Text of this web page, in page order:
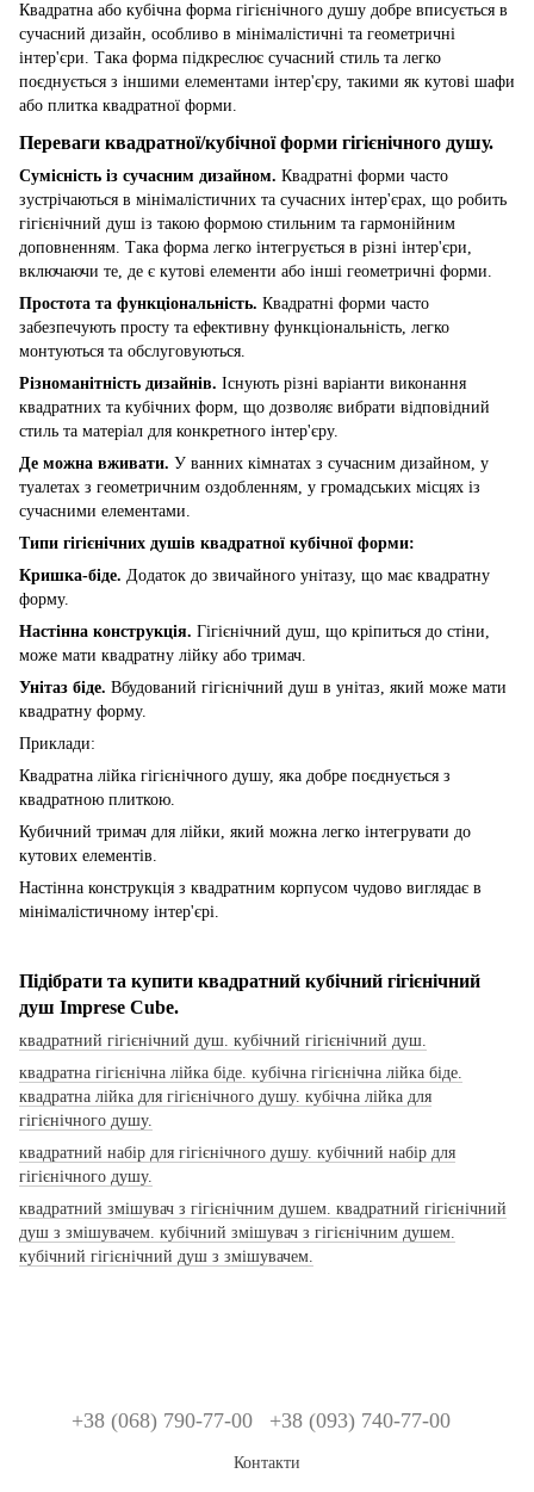
Квадратна або кубічна форма гігієнічного душу добре вписується в
сучасний дизайн, особливо в мінімалістичні та геометричні
інтер'єри. Така форма підкреслює сучасний стиль та легко
поєднується з іншими елементами інтер'єру, такими як кутові шафи
або плитка квадратної форми.
Переваги квадратної/кубічної форми гігієнічного душу.
Сумісність із сучасним дизайном. Квадратні форми часто
зустрічаються в мінімалістичних та сучасних інтер'єрах, що робить
гігієнічний душ із такою формою стильним та гармонійним
доповненням. Така форма легко інтегрується в різні інтер'єри,
включаючи те, де є кутові елементи або інші геометричні форми.
Простота та функціональність. Квадратні форми часто
забезпечують просту та ефективну функціональність, легко
монтуються та обслуговуються.
Різноманітність дизайнів. Існують різні варіанти виконання
квадратних та кубічних форм, що дозволяє вибрати відповідний
стиль та матеріал для конкретного інтер'єру.
Де можна вживати. У ванних кімнатах з сучасним дизайном, у
туалетах з геометричним оздобленням, у громадських місцях із
сучасними елементами.
Типи гігієнічних душів квадратної кубічної форми:
Кришка-біде. Додаток до звичайного унітазу, що має квадратну
форму.
Настінна конструкція. Гігієнічний душ, що кріпиться до стіни,
може мати квадратну лійку або тримач.
Унітаз біде. Вбудований гігієнічний душ в унітаз, який може мати
квадратну форму.
Приклади:
Квадратна лійка гігієнічного душу, яка добре поєднується з
квадратною плиткою.
Кубичний тримач для лійки, який можна легко інтегрувати до
кутових елементів.
Настінна конструкція з квадратним корпусом чудово виглядає в
мінімалістичному інтер'єрі.
Підібрати та купити квадратний кубічний гігієнічний
душ Imprese Cube.
квадратний гігієнічний душ. кубічний гігієнічний душ.
квадратна гігієнічна лійка біде. кубічна гігієнічна лійка біде.
квадратна лійка для гігієнічного душу. кубічна лійка для
гігієнічного душу.
квадратний набір для гігієнічного душу. кубічний набір для
гігієнічного душу.
квадратний змішувач з гігієнічним душем. квадратний гігієнічний
душ з змішувачем. кубічний змішувач з гігієнічним душем.
кубічний гігієнічний душ з змішувачем.
+38 (068) 790-77-00 +38 (093) 740-77-00
Контакти